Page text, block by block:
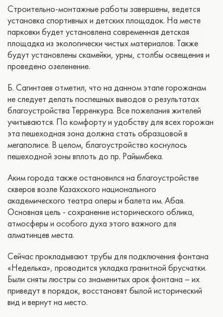
Строительно-монтажные работы завершены, ведется
установка спортивных и детских площадок. На месте
парковки будет установлена современная детская
площадка из экологически чистых материалов. Также
будут установлены скамейки, урны, столбы освещения и
проведено озеленение.
Б. Сагинтаев отметил, что на данном этапе горожанам
не следует делать поспешных выводов о результатах
благоустройства Терренкура. Все пожелания жителей
учитываются. По комфорту и удобству для всех горожан
эта пешеходная зона должна стать образцовой в
мегаполисе. В целом, благоустройство коснулось
пешеходной зоны вплоть до пр. Райымбека.
Аким города также остановился на благоустройстве
скверов возле Казахского национального
академического театра оперы и балета им. Абая.
Основная цель - сохранение исторического облика,
атмосферы и особого духа этого важного для
алматинцев места.
Сейчас прокладывают трубы для подключения фонтана
«Неделька», проводится укладка гранитной брусчатки.
Были сняты люстры со знаменитых арок фонтана – их
приведут в порядок, восстановят былой исторический
вид и вернут на место.